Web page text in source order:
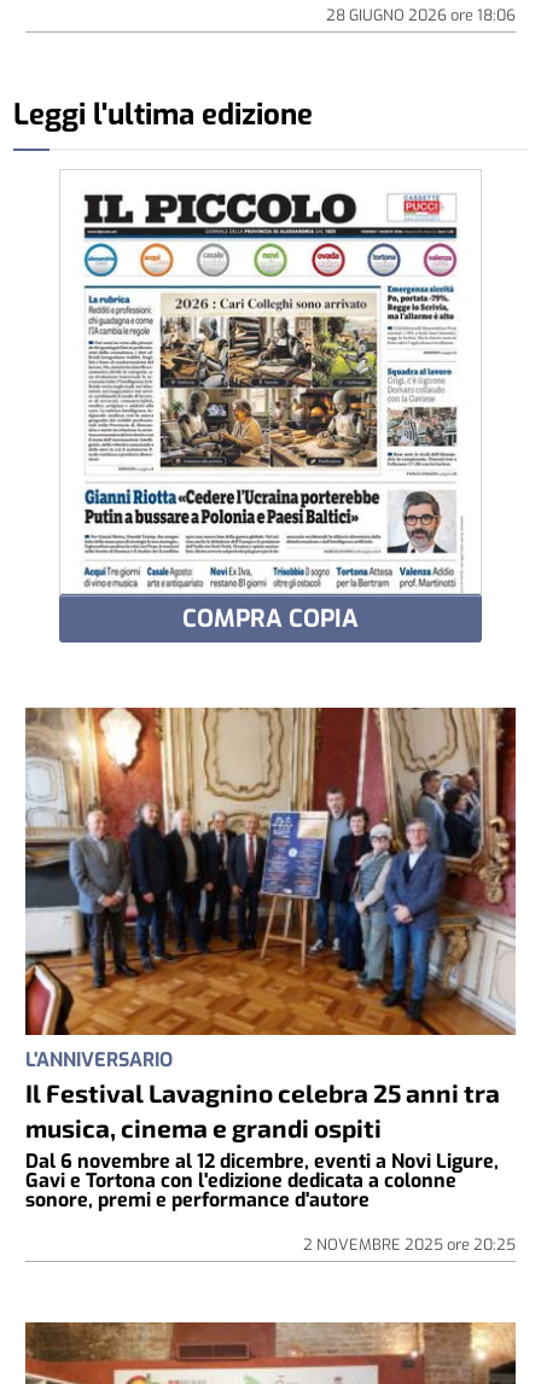
28 GIUGNO 2026ore 18:06
Leggi l'ultima edizione
COMPRA COPIA
L'ANNIVERSARIO
Il Festival Lavagnino celebra 25 anni tra
musica, cinema e grandi ospiti
Dal 6 novembre al 12 dicembre, eventi a Novi Ligure,
Gavi e Tortona con l'edizione dedicata a colonne
sonore, premi e performance d'autore
2 NOVEMBRE 2025ore 20:25